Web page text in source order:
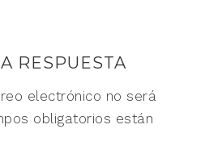
RESPUESTA
electrónico no será
obligatorios están